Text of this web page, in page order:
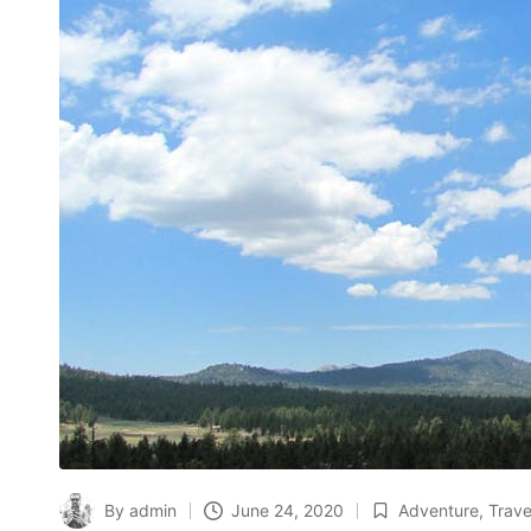
Posted
By admin June 24, 2020
Posted
Adventure,